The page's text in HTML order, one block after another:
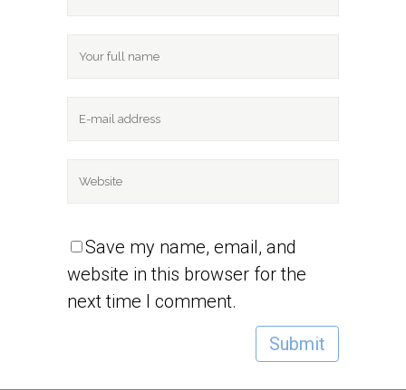
Save my name, email, and
website in this browser for the
next time I comment.